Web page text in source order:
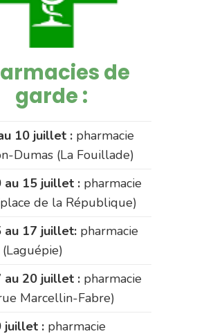
de
garde :
10 juillet : pharmacie
Dumas (La Fouillade)
au 15 juillet : pharmacie
de la République)
au 17 juillet: pharmacie
au 20 juillet : pharmacie
Marcellin-Fabre)
juillet : pharmacie